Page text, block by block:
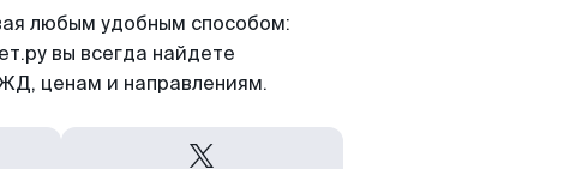
любым удобным способом:
вы всегда найдете
ценам и направлениям.